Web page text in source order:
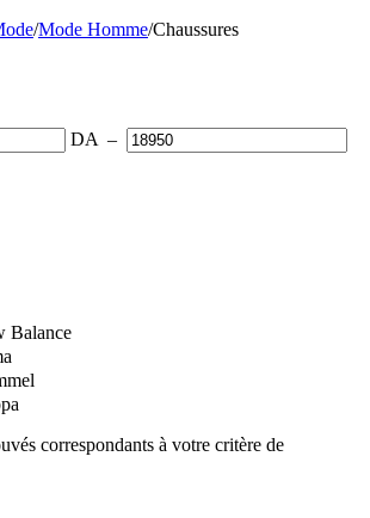
/Mode Homme/Chaussures
DA –
Balance
correspondants à votre critère de